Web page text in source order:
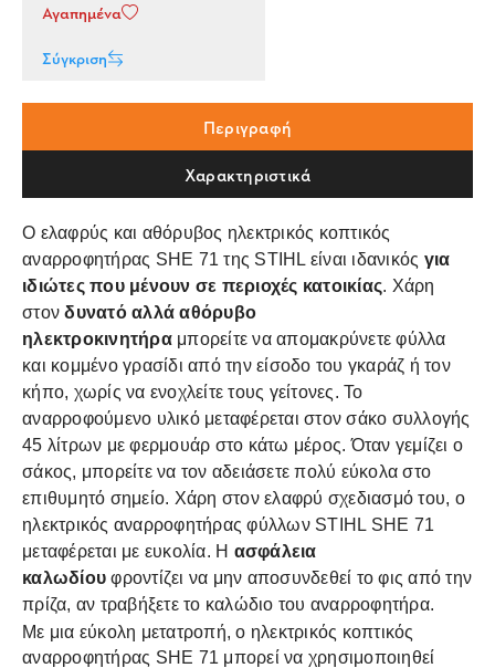
Αγαπημένα
Σύγκριση
Περιγραφή
Χαρακτηριστικά
Ο ελαφρύς και αθόρυβος ηλεκτρικός κοπτικός
αναρροφητήρας SHE 71 της STIHL είναι ιδανικός για
ιδιώτες που μένουν σε περιοχές κατοικίας. Χάρη
στον δυνατό αλλά αθόρυβο
ηλεκτροκινητήρα μπορείτε να απομακρύνετε φύλλα
και κομμένο γρασίδι από την είσοδο του γκαράζ ή τον
κήπο, χωρίς να ενοχλείτε τους γείτονες. Το
αναρροφούμενο υλικό μεταφέρεται στον σάκο συλλογής
45 λίτρων με φερμουάρ στο κάτω μέρος. Όταν γεμίζει ο
σάκος, μπορείτε να τον αδειάσετε πολύ εύκολα στο
επιθυμητό σημείο. Χάρη στον ελαφρύ σχεδιασμό του, ο
ηλεκτρικός αναρροφητήρας φύλλων STIHL SHE 71
μεταφέρεται με ευκολία. Η ασφάλεια
καλωδίου φροντίζει να μην αποσυνδεθεί το φις από την
πρίζα, αν τραβήξετε το καλώδιο του αναρροφητήρα.
Με μια εύκολη μετατροπή, ο ηλεκτρικός κοπτικός
αναρροφητήρας SHE 71 μπορεί να χρησιμοποιηθεί